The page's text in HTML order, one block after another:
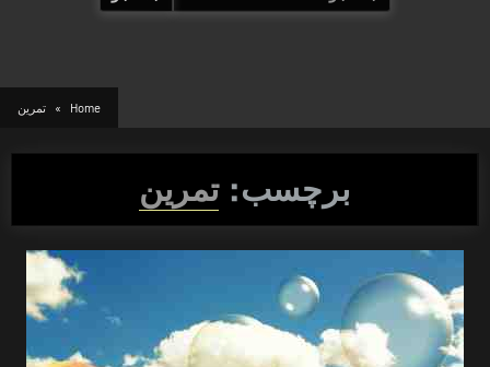
برای:
Home تمرین
برچسب:تمرین